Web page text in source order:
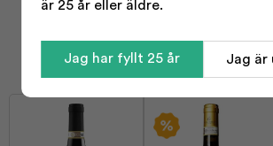
Indhold
är 25 år eller äldre.
Jag har fyllt 25 år Jag är